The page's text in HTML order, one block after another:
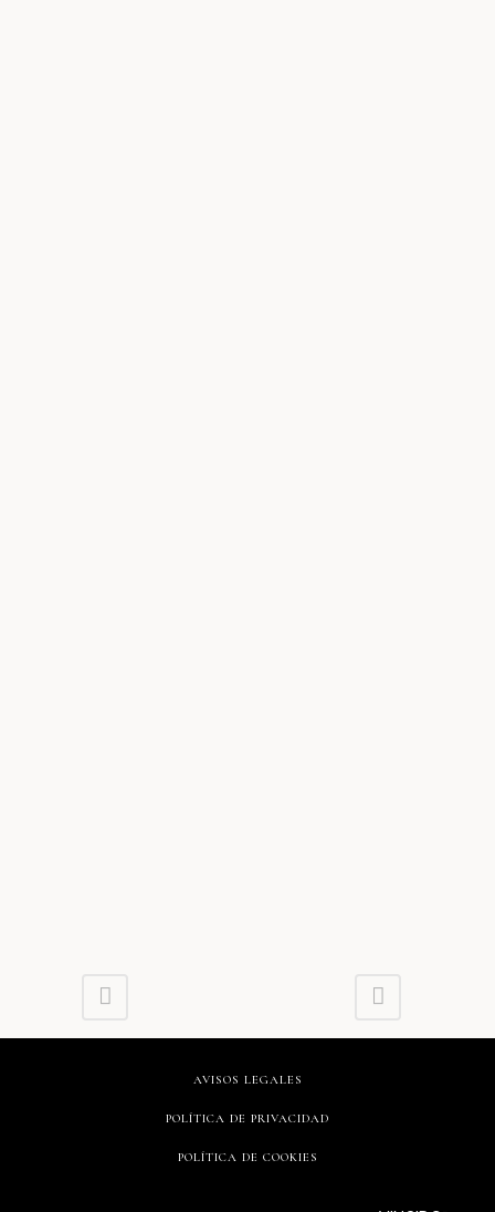
AVISOS LEGALES
POLÍTICA DE PRIVACIDAD
POLÍTICA DE COOKIES